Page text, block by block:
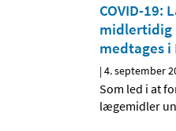
COVID-
midlertidig
medtages
|4. september
Som led i at
lægemidler